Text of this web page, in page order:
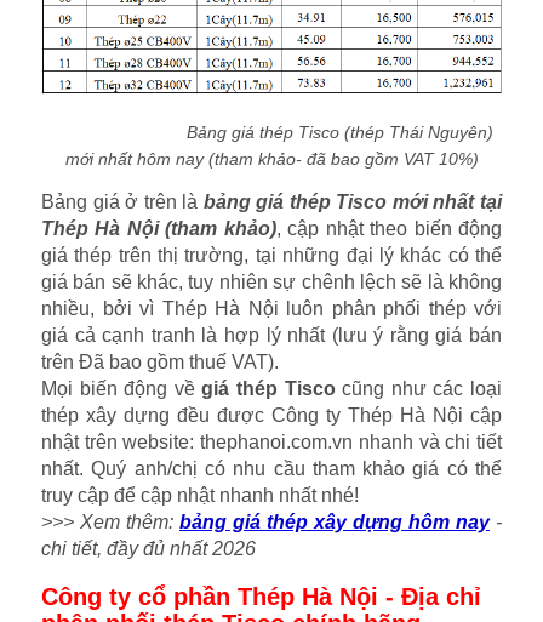
Bảng giá thép Tisco (thép Thái Nguyên)
mới nhất hôm nay (tham khảo- đã bao gồm VAT 10%)
Bảng giá ở trên là bảng giá thép Tisco mới nhất tại
Thép Hà Nội (tham khảo), cập nhật theo biến động
giá thép trên thị trường, tại những đại lý khác có thể
giá bán sẽ khác, tuy nhiên sự chênh lệch sẽ là không
nhiều, bởi vì Thép Hà Nội luôn phân phối thép với
giá cả cạnh tranh là hợp lý nhất (lưu ý rằng giá bán
trên Đã bao gồm thuế VAT).
Mọi biến động vềgiá thép Tiscocũng như các loại
thép xây dựng đều được Công ty Thép Hà Nội cập
nhật trên website: thephanoi.com.vn nhanh và chi tiết
nhất. Quý anh/chị có nhu cầu tham khảo giá có thể
truy cập để cập nhật nhanh nhất nhé!
>>> Xem thêm: bảng giá thép xây dựng hôm nay-
chi tiết, đầy đủ nhất 2026
Công ty cổ phần Thép Hà Nội - Địa chỉ